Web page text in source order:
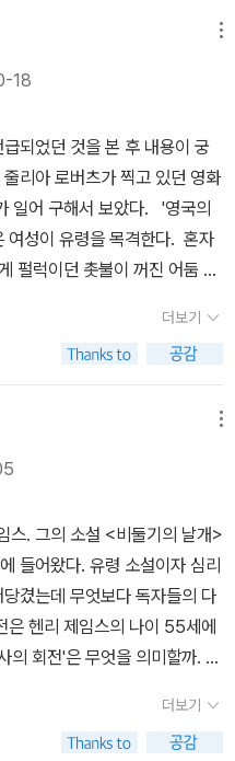
로 치달아가는 전개, 소설 내
도 머릿속에 물음표가 떠다
걸 다 합쳐봤을 때 꽤 괜찮게
숨겨진 복선들을 찾으려면
그럴 가치가 있을 정도로 재
을 늦출 수 없는 소설 속의 분위
어떻게 되었나요?'부인이 오랫
절했다.'그 사람도 가버렸어
갔나요?'이 말을 듣고 부인의
말을 꺼내며,부인은 실제 마음
려는 듯 보였다.'아무렴요. 퀸
중에 도대체 어떤 심리적 기
해하기 어려웠다. 중간 쯤 읽
일지도 모른다는 가능성을 염
격과 공포도 내겐 없었다. 제일
럽지 못한 번역.
18
되었던 것을 본 후 내용이 궁
리아 로버츠가 찍고 있던 영화
일어 구해서 보았다. '영국의
여성이 유령을 목격한다. 혼자
펄럭이던 촛불이 꺼진 어둠 속
욕구에 대한 것인지는 확실하
의 글을 빌리자만 그렇다는
확실하다는 생각을 하면서 읽
다른 것이 투영된 이야기일 수
하지는 않은 것이다. 다만, 스
스트 현상에 대한 이야기가 생
말에 의하면 폴터가이스트 현
의해서 생겨난다고 하는데, 그
사례들이 주로 십대 소년/소녀
논리라면 주인공의 '억눌리고
다른 사람들은 보았는지 아닌
그녀의 눈에만 나타난 것이라
잠시 했다. 결론은 무엇일까?
는 바는 무엇일까? 궁금증만
더보기
스. 그의 소설 <비둘기의 날개>
들어왔다. 유령 소설이자 심리
겼는데 무엇보다 독자들의 다
은 헨리 제임스의 나이 55세에
두 명일 때는 어떻게 되겠어요?
적 상상력을 이끌어 냈다고 해
더보기